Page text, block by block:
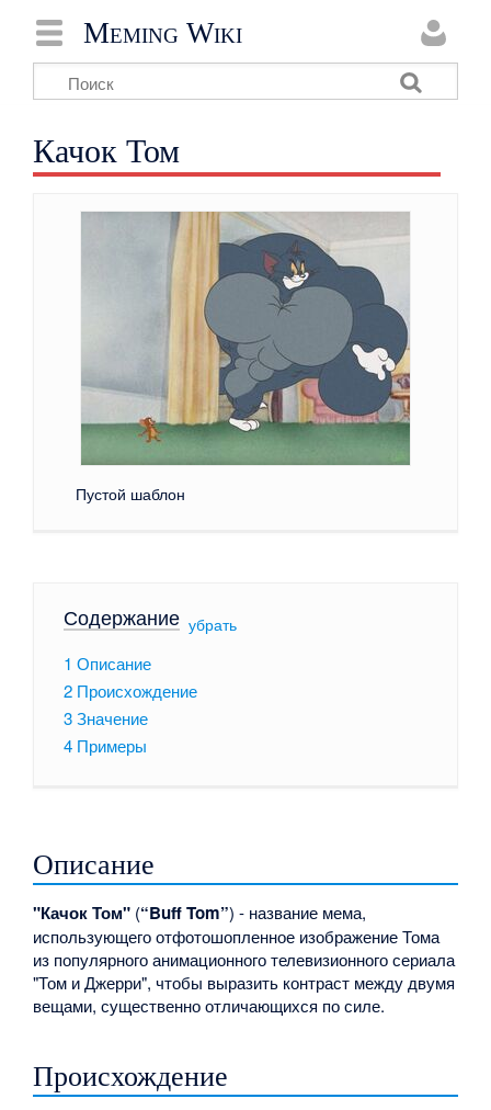
Meming Wiki
Качок Том
Пустой шаблон
Содержание[ убрать]
1 Описание
2 Происхождение
3Значение
4 Примеры
Описание
"Качок Том" (“Buff Tom”) - название мема,
использующего отфотошопленное изображение Тома
из популярного анимационного телевизионного сериала
"Том и Джерри", чтобы выразить контраст между двумя
вещами, существенно отличающихся по силе.
Происхождение